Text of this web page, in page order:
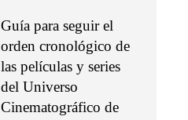
Guía para seguir el
orden cronológico de
las películas y series
del Universo
Cinematográfico de